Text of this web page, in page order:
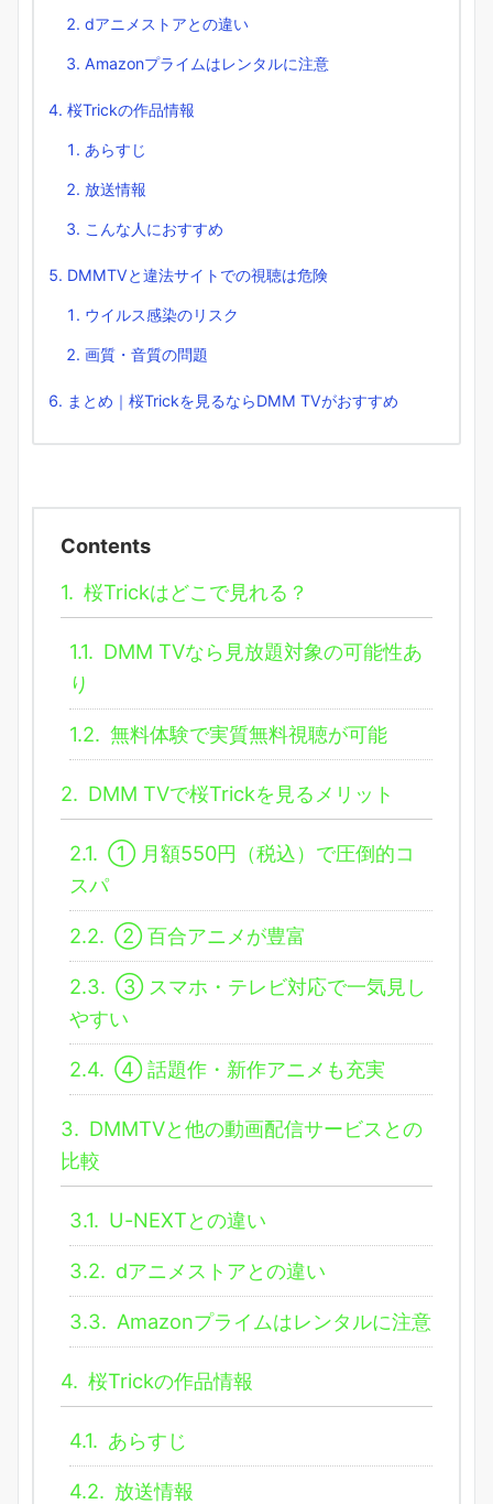
dアニメストアとの違い
Amazonプライムはレンタルに注意
桜Trickの作品情報
あらすじ
放送情報
こんな人におすすめ
DMMTVと違法サイトでの視聴は危険
ウイルス感染のリスク
画質・音質の問題
まとめ｜桜Trickを見るならDMM TVがおすすめ
Contents
1. 桜Trickはどこで見れる？
1.1. DMM TVなら見放題対象の可能性あ
り
1.2. 無料体験で実質無料視聴が可能
2. DMM TVで桜Trickを見るメリット
2.1. ① 月額550円（税込）で圧倒的コ
スパ
2.2. ② 百合アニメが豊富
2.3. ③ スマホ・テレビ対応で一気見し
やすい
2.4. ④ 話題作・新作アニメも充実
3. DMMTVと他の動画配信サービスとの
比較
3.1. U-NEXTとの違い
3.2. dアニメストアとの違い
3.3. Amazonプライムはレンタルに注意
4. 桜Trickの作品情報
4.1. あらすじ
4.2. 放送情報